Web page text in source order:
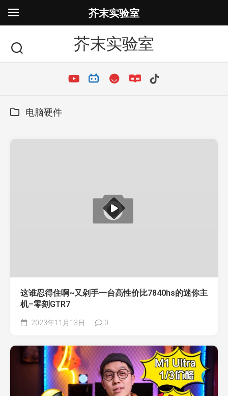
芥末实验室
电脑硬件
这谁忍得住啊~又剁手一台高性价比7840hs的迷你主
机–零刻GTR7
2023年11月13日 0
芥末实验室